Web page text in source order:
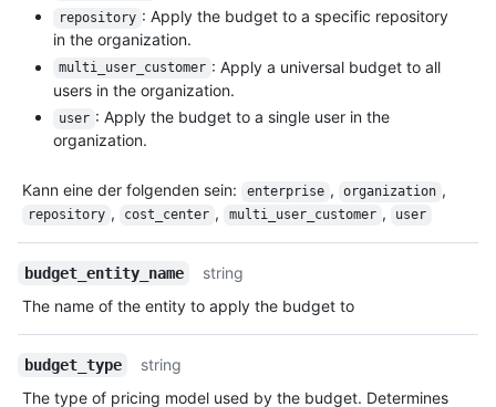
repository : Apply the budget to a specific repository
in the organization.
multi_user_customer : Apply a universal budget to all
users in the organization.
user : Apply the budget to a single user in the
organization.
Kann eine der folgenden sein: enterprise , organization ,
repository , cost_center , multi_user_customer , user
budget_entity_name
string
The name of the entity to apply the budget to
budget_type
string
The type of pricing model used by the budget. Determines